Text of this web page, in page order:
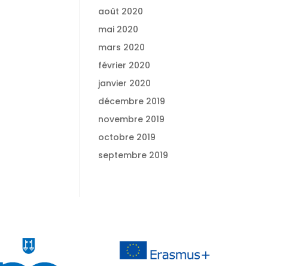
août 2020
mai 2020
mars 2020
février 2020
janvier 2020
décembre 2019
novembre 2019
octobre 2019
septembre 2019